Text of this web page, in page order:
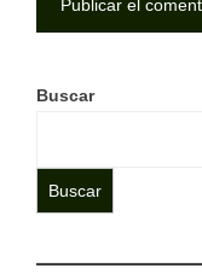
Buscar
Buscar